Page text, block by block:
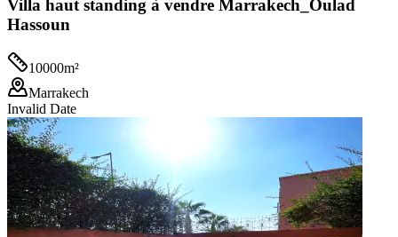
Villa haut standing à vendre Marrakech_Oulad
Hassoun
10000m²
Marrakech
Invalid Date